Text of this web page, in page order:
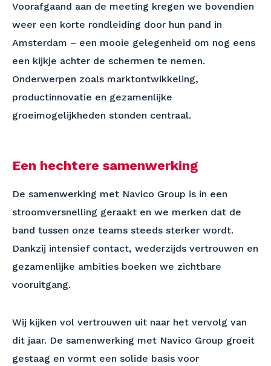
Voorafgaand aan de meeting kregen we bovendien
weer een korte rondleiding door hun pand in
Amsterdam – een mooie gelegenheid om nog eens
een kijkje achter de schermen te nemen.
Onderwerpen zoals marktontwikkeling,
productinnovatie en gezamenlijke
groeimogelijkheden stonden centraal.
Een hechtere samenwerking
De samenwerking met Navico Group is in een
stroomversnelling geraakt en we merken dat de
band tussen onze teams steeds sterker wordt.
Dankzij intensief contact, wederzijds vertrouwen en
gezamenlijke ambities boeken we zichtbare
vooruitgang.
Wij kijken vol vertrouwen uit naar het vervolg van
dit jaar. De samenwerking met Navico Group groeit
gestaag en vormt een solide basis voor